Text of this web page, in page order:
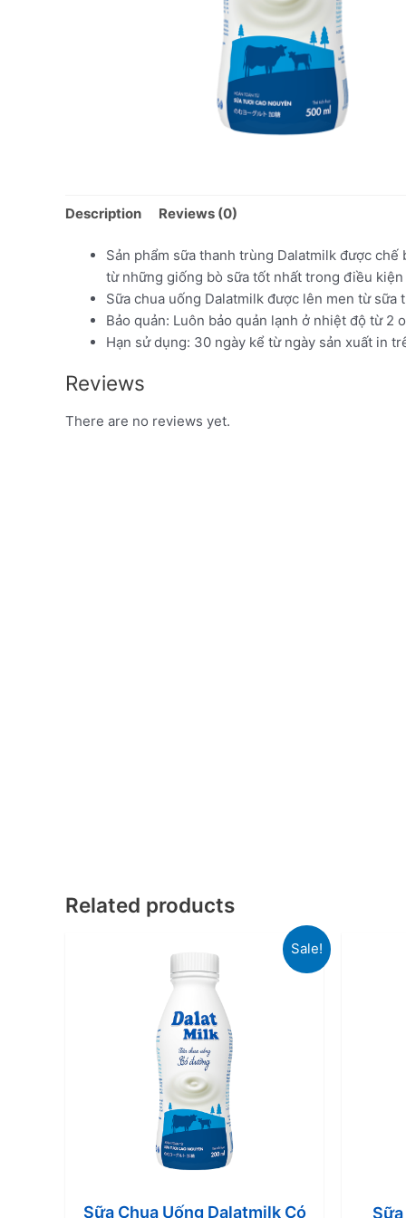
Description Reviews (0)
Sản phẩm sữa thanh trùng Dalatmilk được
từ những giống bò sữa tốt nhất trong điều
Sữa chua uống Dalatmilk được lên men từ
Bảo quản: Luôn bảo quản lạnh ở nhiệt độ từ 2
Hạn sử dụng: 30 ngày kể từ ngày sản xuất in
Reviews
There are no reviews yet.
Related products
Sale!
Sữa Chua Uống Dalatmilk Có